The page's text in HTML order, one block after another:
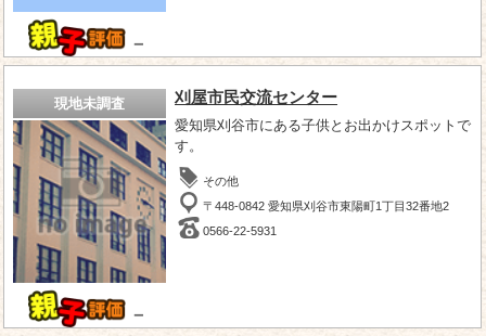
－
現地未調査
－
刈屋市民交流センター
愛知県刈谷市にある子供とお出かけスポットで
す。
その他
〒448-0842 愛知県刈谷市東陽町1丁目32番地2
0566-22-5931